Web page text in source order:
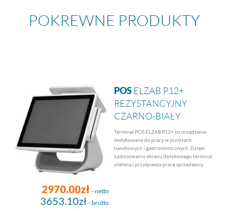
POKREWNE PRODUKTY
2970.00zł - netto
3653.10zł - brutto
POSELZAB P12+
REZYSTANCYJNY
CZARNO-BIAŁY
Terminal POS ELZAB P12+ to urządzenie
dedykowane do pracy w punktach
handlowych i gastronomicznych. Dzięki
zastosowaniu ekranu dotykowego terminal
ułatwia i przyśpiesza pracę sprzedawcy.